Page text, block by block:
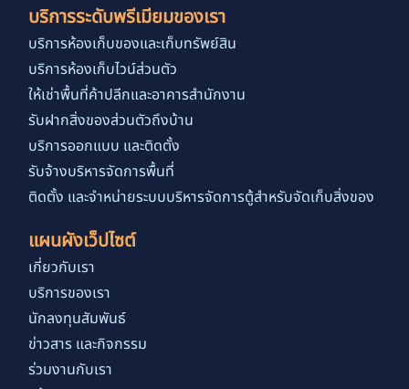
บริการระดับพรีเมียมของเรา
บริการห้องเก็บของและเก็บทรัพย์สิน
บริการห้องเก็บไวน์ส่วนตัว
ให้เช่าพื้นที่ค้าปลีกและอาคารสำนักงาน
รับฝากสิ่งของส่วนตัวถึงบ้าน
บริการออกแบบ และติดตั้ง
รับจ้างบริหารจัดการพื้นที่
ติดตั้ง และจำหน่ายระบบบริหารจัดการตู้สำหรับจัดเก็บสิ่งของ
แผนผังเว็ปไซต์
เกี่ยวกับเรา
บริการของเรา
นักลงทุนสัมพันธ์
ข่าวสาร และกิจกรรม
ร่วมงานกับเรา